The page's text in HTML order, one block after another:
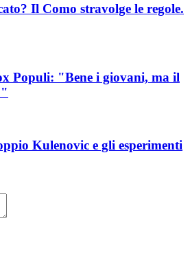
Il Como stravolge le regole.
Populi: "Bene i giovani, ma il
Kulenovic e gli esperimenti